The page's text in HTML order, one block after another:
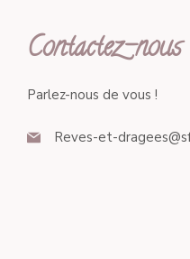
Contactez-nous
Parlez-nous de vous !
Reves-et-